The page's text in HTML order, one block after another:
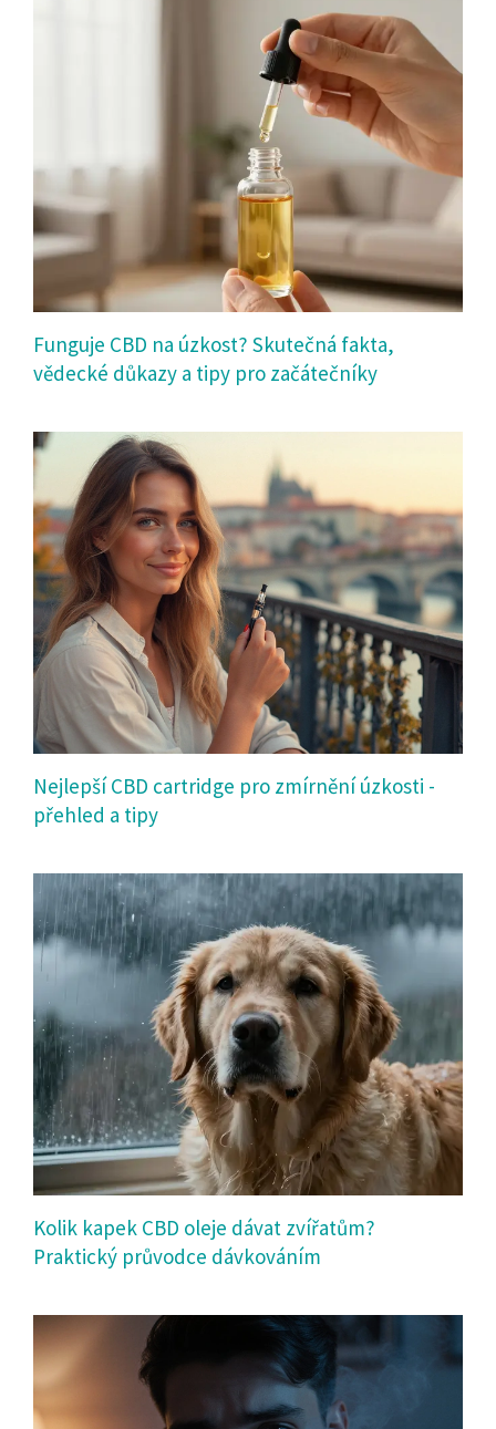
Funguje CBD na úzkost? Skutečná fakta,
vědecké důkazy a tipy pro začátečníky
Nejlepší CBD cartridge pro zmírnění úzkosti -
přehled a tipy
Kolik kapek CBD oleje dávat zvířatům?
Praktický průvodce dávkováním